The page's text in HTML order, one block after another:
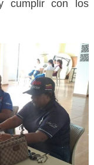
cumplir con los